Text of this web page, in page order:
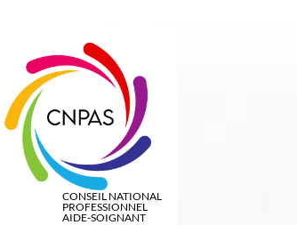
CONSEIL NATIONAL
PROFESSIONNEL
AIDE-SOIGNANT